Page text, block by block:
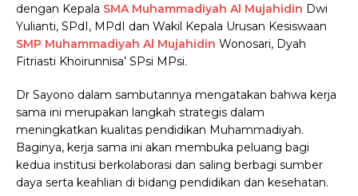
dengan Kepala SMA Muhammadiyah Al Mujahidin Dwi
Yulianti, SPdI, MPdI dan Wakil Kepala Urusan Kesiswaan
SMP Muhammadiyah Al Mujahidin Wonosari, Dyah
Fitriasti Khoirunnisa’ SPsi MPsi.
Dr Sayono dalam sambutannya mengatakan bahwa kerja
sama ini merupakan langkah strategis dalam
meningkatkan kualitas pendidikan Muhammadiyah.
Baginya, kerja sama ini akan membuka peluang bagi
kedua institusi berkolaborasi dan saling berbagi sumber
daya serta keahlian di bidang pendidikan dan kesehatan.